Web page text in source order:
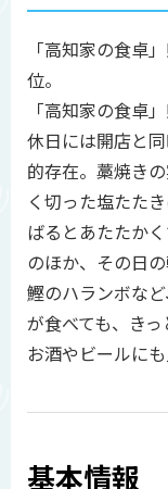
「高知家の食卓
位。
「高知家の食卓
休日には開店と
的存在。藁焼き
く切った塩たた
ばるとあたたか
のほか、その日
鰹のハランボな
が食べても、き
お酒やビールにも
基本情報